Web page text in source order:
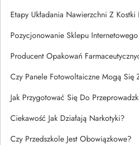
Etapy Układania Nawierzchni Z Kostki
Pozycjonowanie Sklepu
Producent Opakowań
Czy Panele Fotowoltaiczne Mogą Się
Jak Przygotować Się Do
Ciekawość Jak Działają Narkotyki?
Czy Przedszkole Jest Obowiązkowe?